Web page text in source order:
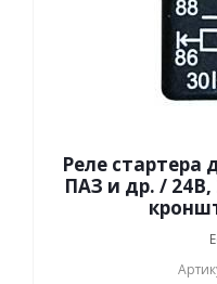
Реле
ПАЗ и др. / 24В,